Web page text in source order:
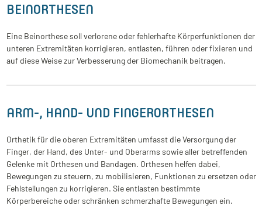
BEINORTHESEN
Eine Beinorthese soll verlorene oder fehlerhafte Körperfunktionen der
unteren Extremitäten korrigieren, entlasten, führen oder fixieren und
auf diese Weise zur Verbesserung der Biomechanik beitragen.
ARM-, HAND- UND FINGERORTHESEN
Orthetik für die oberen Extremitäten umfasst die Versorgung der
Finger, der Hand, des Unter- und Oberarms sowie aller betreffenden
Gelenke mit Orthesen und Bandagen. Orthesen helfen dabei,
Bewegungen zu steuern, zu mobilisieren, Funktionen zu ersetzen oder
Fehlstellungen zu korrigieren. Sie entlasten bestimmte
Körperbereiche oder schränken schmerzhafte Bewegungen ein.